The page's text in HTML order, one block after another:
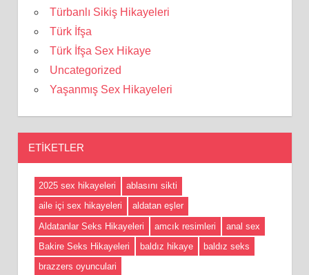
Türbanlı Sikiş Hikayeleri
Türk İfşa
Türk İfşa Sex Hikaye
Uncategorized
Yaşanmış Sex Hikayeleri
ETIKETLER
2025 sex hikayeleri
ablasını sikti
aile içi sex hikayeleri
aldatan eşler
Aldatanlar Seks Hikayeleri
amcık resimleri
anal sex
Bakire Seks Hikayeleri
baldız hikaye
baldız seks
brazzers oyunculari